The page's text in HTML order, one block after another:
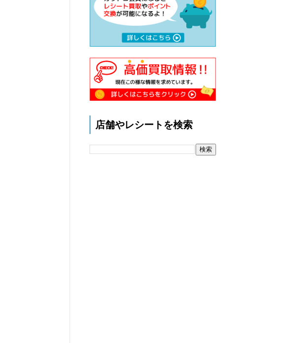
店舗やレシートを検索